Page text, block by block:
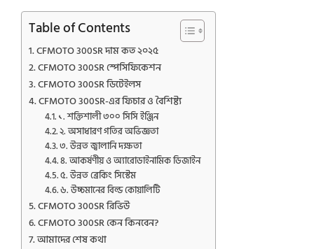
Table of Contents
CFMOTO 300SR দাম কত ২০২৫
CFMOTO 300SR স্পেসিফিকেশন
CFMOTO 300SR ডিটেইলস
CFMOTO 300SR-এর ফিচার ও বৈশিষ্ট্য
১. শক্তিশালী ৩০০ সিসি ইঞ্জিন
২. অসাধারণ গতির অভিজ্ঞতা
৩. উন্নত জ্বালানি দক্ষতা
৪. আকর্ষণীয় ও অ্যারোডাইনামিক ডিজাইন
৫. উন্নত ব্রেকিং সিস্টেম
৬. উচ্চমানের বিল্ড কোয়ালিটি
CFMOTO 300SR রিভিউ
CFMOTO 300SR কেন কিনবেন?
আমাদের শেষ কথা